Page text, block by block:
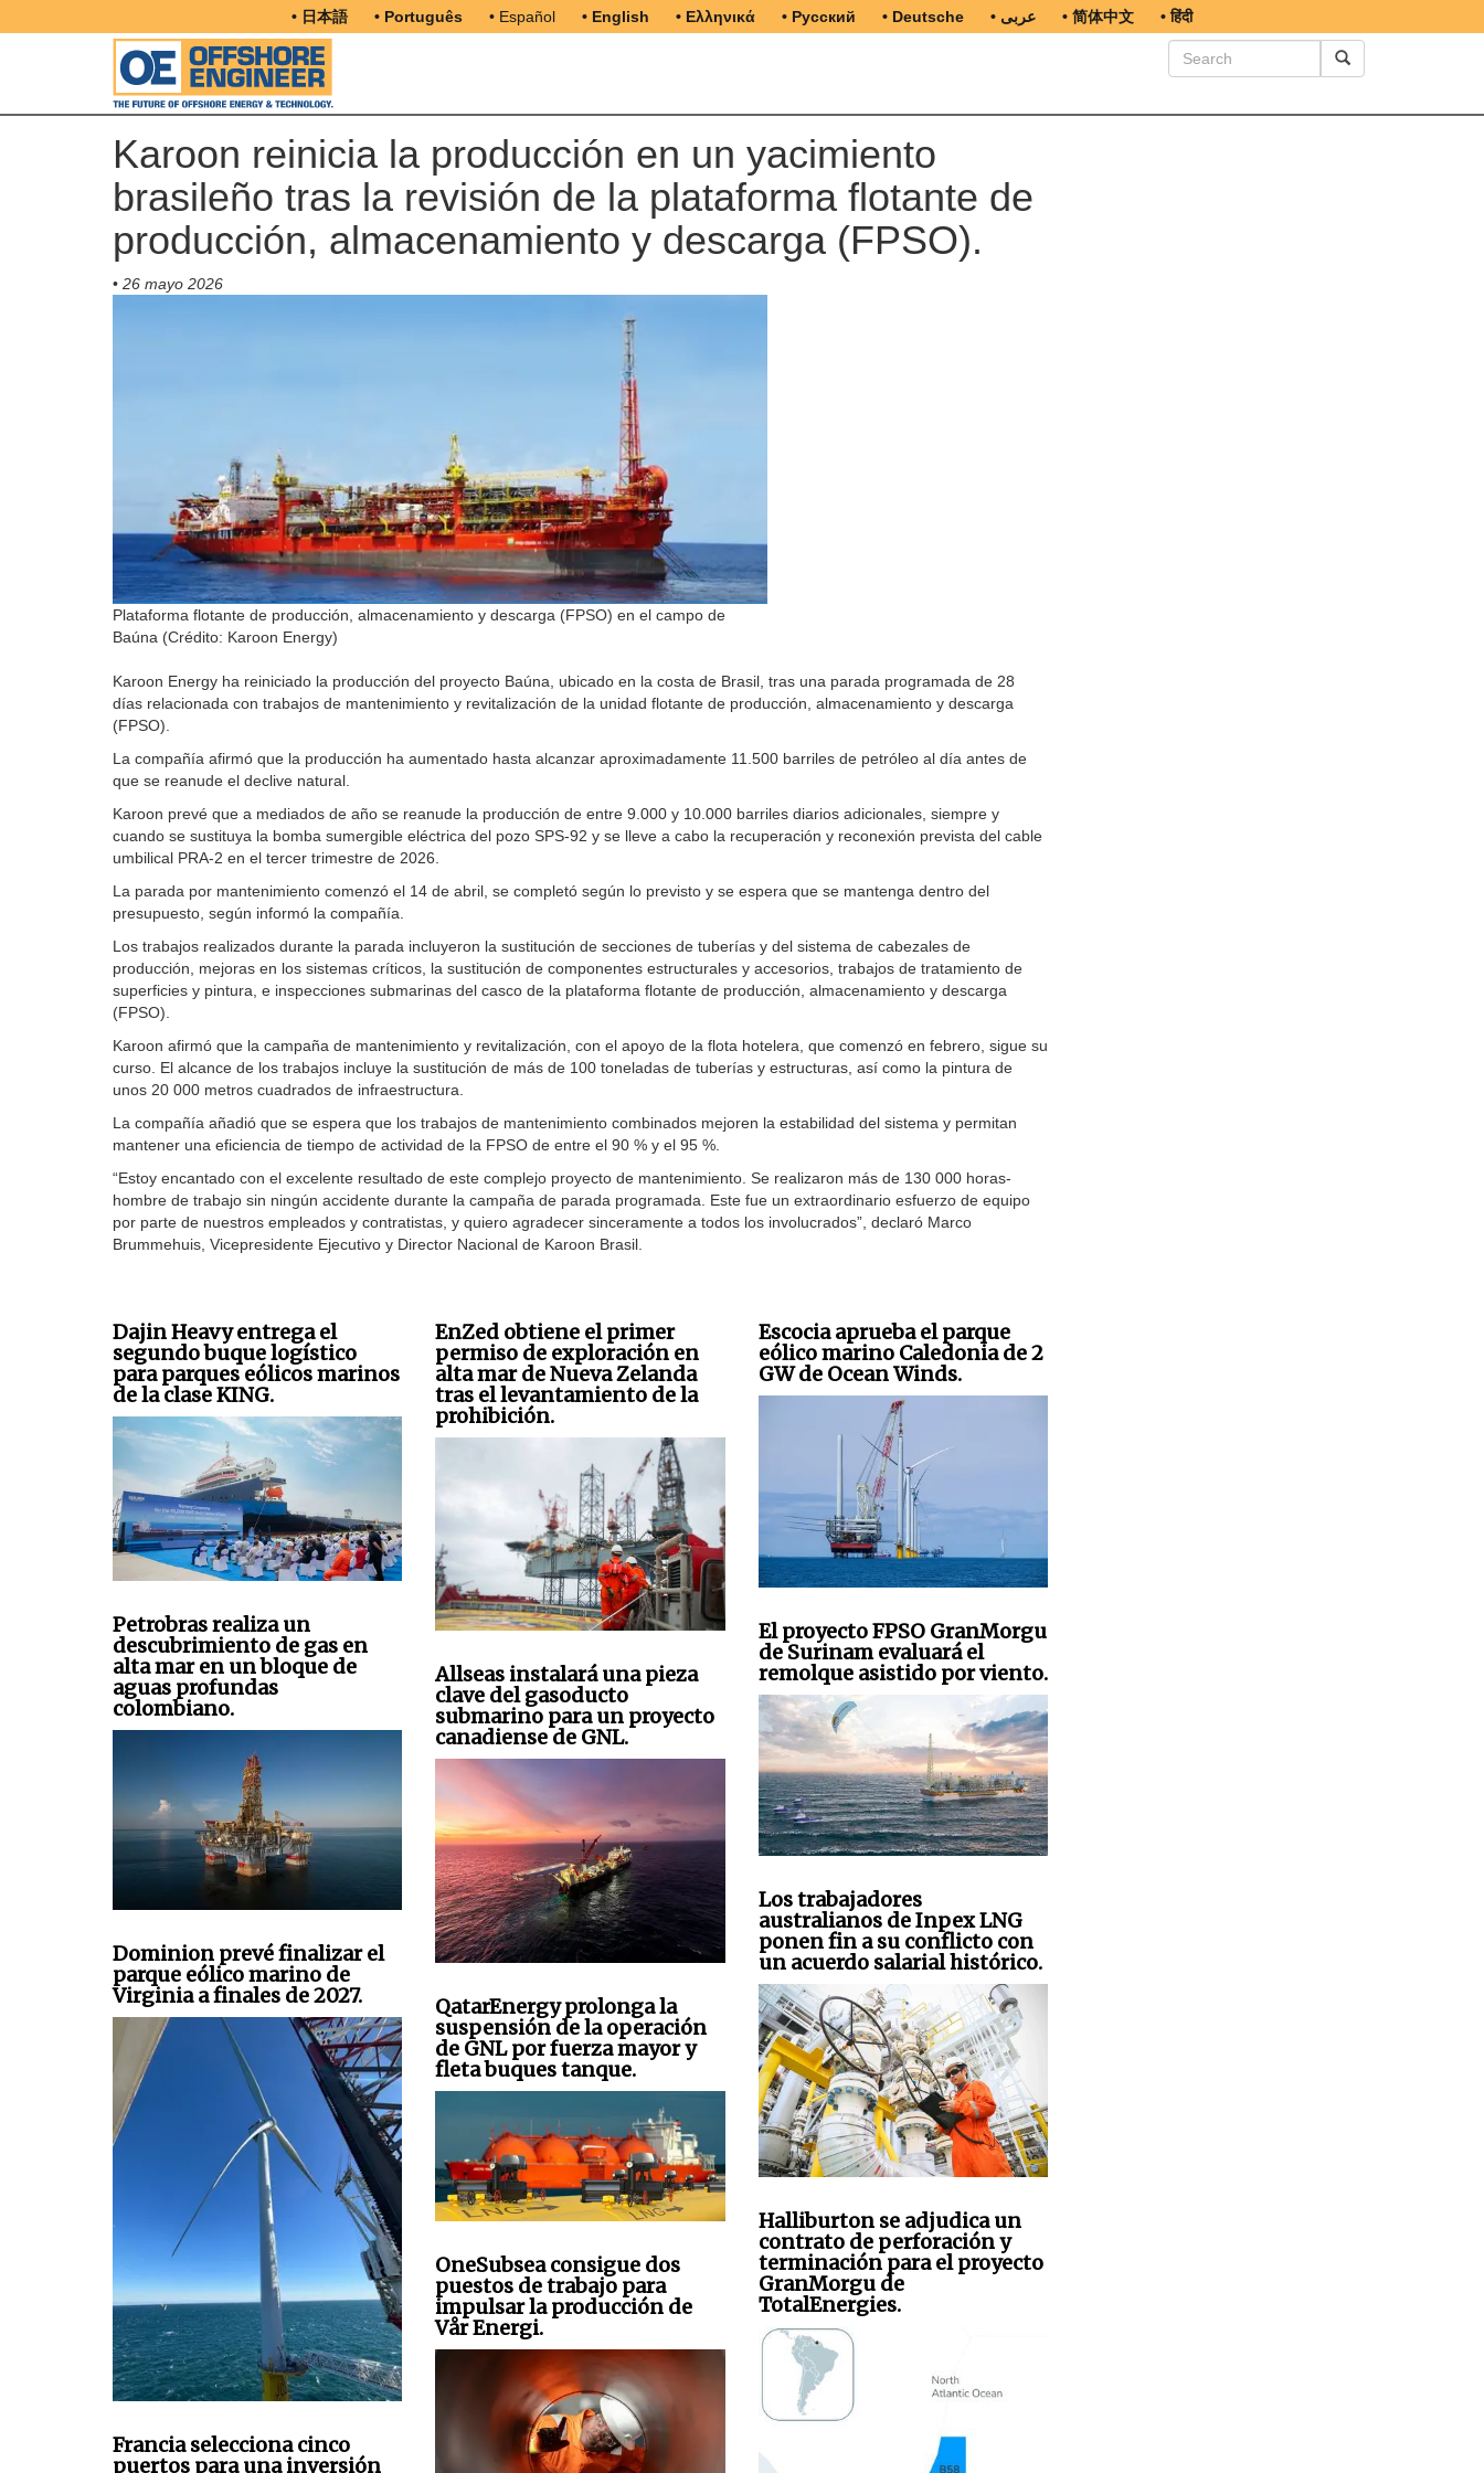
• 日本語 • Português • Español • English • Ελληνικά • Русский • Deutsche • عربى • 简体中文 • हिंदी
Karoon reinicia la producción en un yacimiento
brasileño tras la revisión de la plataforma flotante de
producción, almacenamiento y descarga (FPSO).
• 26 mayo 2026
Plataforma flotante de producción, almacenamiento y descarga (FPSO) en el campo de
Baúna (Crédito: Karoon Energy)
Karoon Energy ha reiniciado la producción del proyecto Baúna, ubicado en la costa de Brasil, tras una parada programada de 28
días relacionada con trabajos de mantenimiento y revitalización de la unidad flotante de producción, almacenamiento y descarga
(FPSO).
La compañía afirmó que la producción ha aumentado hasta alcanzar aproximadamente 11.500 barriles de petróleo al día antes de
que se reanude el declive natural.
Karoon prevé que a mediados de año se reanude la producción de entre 9.000 y 10.000 barriles diarios adicionales, siempre y
cuando se sustituya la bomba sumergible eléctrica del pozo SPS-92 y se lleve a cabo la recuperación y reconexión prevista del cable
umbilical PRA-2 en el tercer trimestre de 2026.
La parada por mantenimiento comenzó el 14 de abril, se completó según lo previsto y se espera que se mantenga dentro del
presupuesto, según informó la compañía.
Los trabajos realizados durante la parada incluyeron la sustitución de secciones de tuberías y del sistema de cabezales de
producción, mejoras en los sistemas críticos, la sustitución de componentes estructurales y accesorios, trabajos de tratamiento de
superficies y pintura, e inspecciones submarinas del casco de la plataforma flotante de producción, almacenamiento y descarga
(FPSO).
Karoon afirmó que la campaña de mantenimiento y revitalización, con el apoyo de la flota hotelera, que comenzó en febrero, sigue su
curso. El alcance de los trabajos incluye la sustitución de más de 100 toneladas de tuberías y estructuras, así como la pintura de
unos 20 000 metros cuadrados de infraestructura.
La compañía añadió que se espera que los trabajos de mantenimiento combinados mejoren la estabilidad del sistema y permitan
mantener una eficiencia de tiempo de actividad de la FPSO de entre el 90 % y el 95 %.
“Estoy encantado con el excelente resultado de este complejo proyecto de mantenimiento. Se realizaron más de 130 000 horas-
hombre de trabajo sin ningún accidente durante la campaña de parada programada. Este fue un extraordinario esfuerzo de equipo
por parte de nuestros empleados y contratistas, y quiero agradecer sinceramente a todos los involucrados”, declaró Marco
Brummehuis, Vicepresidente Ejecutivo y Director Nacional de Karoon Brasil.
Dajin Heavy entrega el
segundo buque logístico
para parques eólicos marinos
de la clase KING.
Petrobras realiza un
descubrimiento de gas en
alta mar en un bloque de
aguas profundas
colombiano.
Dominion prevé finalizar el
parque eólico marino de
Virginia a finales de 2027.
Francia selecciona cinco
puertos para una inversión
EnZed obtiene el primer
permiso de exploración en
alta mar de Nueva Zelanda
tras el levantamiento de la
prohibición.
Allseas instalará una pieza
clave del gasoducto
submarino para un proyecto
canadiense de GNL.
QatarEnergy prolonga la
suspensión de la operación
de GNL por fuerza mayor y
fleta buques tanque.
OneSubsea consigue dos
puestos de trabajo para
impulsar la producción de
Vår Energi.
Escocia aprueba el parque
eólico marino Caledonia de 2
GW de Ocean Winds.
El proyecto FPSO GranMorgu
de Surinam evaluará el
remolque asistido por viento.
Los trabajadores
australianos de Inpex LNG
ponen fin a su conflicto con
un acuerdo salarial histórico.
Halliburton se adjudica un
contrato de perforación y
terminación para el proyecto
GranMorgu de
TotalEnergies.